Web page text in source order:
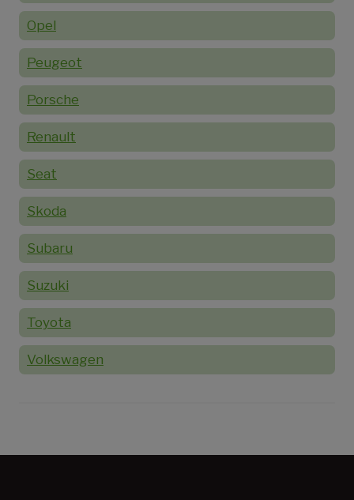
Opel
Peugeot
Porsche
Renault
Seat
Skoda
Subaru
Suzuki
Toyota
Volkswagen